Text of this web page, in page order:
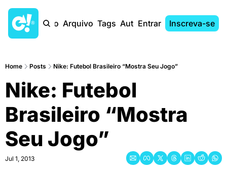
Início Arquivo Tags AutoresEntrar Inscreva-se
Home Posts Nike: Futebol Brasileiro “Mostra Seu Jogo”
Nike: Futebol
Brasileiro “Mostra
Seu Jogo”
Jul 1, 2013